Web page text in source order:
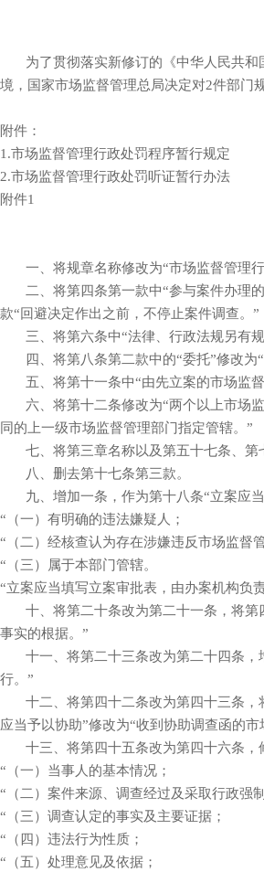
为了贯彻落实新修订的《中华人民共和
境，国家市场监督管理总局决定对2件部门
附件：
1.市场监督管理行政处罚程序暂行规定
2.市场监督管理行政处罚听证暂行办法
附件1
一、将规章名称修改为“市场监督管理行
二、将第四条第一款中“参与案件办理的
款“回避决定作出之前，不停止案件调查。”
三、将第六条中“法律、行政法规另有规
四、将第八条第二款中的“委托”修改为“
五、将第十一条中“由先立案的市场监督
六、将第十二条修改为“两个以上市场监
同的上一级市场监督管理部门指定管辖。”
七、将第三章名称以及第五十七条、第
八、删去第十七条第三款。
九、增加一条，作为第十八条“立案应当
“（一）有明确的违法嫌疑人；
“（二）经核查认为存在涉嫌违反市场监督
“（三）属于本部门管辖。
“立案应当填写立案审批表，由办案机构负
十、将第二十条改为第二十一条，将第
事实的根据。”
十一、将第二十三条改为第二十四条，
行。”
十二、将第四十二条改为第四十三条，
应当予以协助”修改为“收到协助调查函的
十三、将第四十五条改为第四十六条，
“（一）当事人的基本情况；
“（二）案件来源、调查经过及采取行政强
“（三）调查认定的事实及主要证据；
“（四）违法行为性质；
“（五）处理意见及依据；